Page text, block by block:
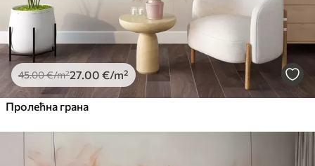
45.00€/m²27 .00 €/m²
Пролећна грана